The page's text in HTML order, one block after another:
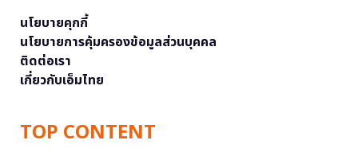
นโยบายคุกกี้
นโยบายการคุ้มครองข้อมูลส่วนบุคคล
ติดต่อเรา
เกี่ยวกับเอ็มไทย
TOP CONTENT